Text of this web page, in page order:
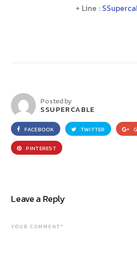
+ Line :
Posted by
SSUPERCABLE
FACEBOOK TWITTER
PINTEREST
Leave a Reply
YOUR COMMENT*